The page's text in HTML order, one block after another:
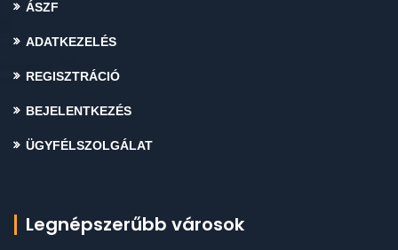
ÁSZF
ADATKEZELÉS
REGISZTRÁCIÓ
BEJELENTKEZÉS
ÜGYFÉLSZOLGÁLAT
Legnépszerűbb városok